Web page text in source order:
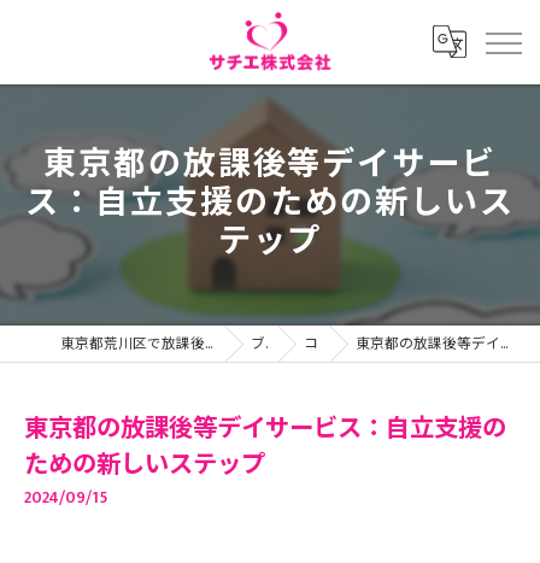
東京都の放課後等デイサービ
ス：自立支援のための新しいス
テップ
東京都荒川区で放課後等デイサービスの求人ならサチエ株式会社 ブログ コラム 東京都の放課後等デイサービス：自立支援のための新しいステップ
東京都の放課後等デイサービス：自立支援の
ための新しいステップ
2024/09/15